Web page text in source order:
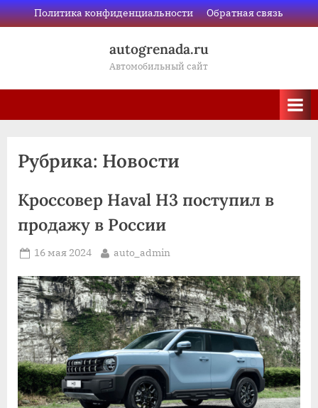
Skip
to
Политика конфиденциальности Обратная связь
autogrenada.ru
Автомобильный сайт
Рубрика: Новости
Кроссовер Haval H3 поступил в
продажу в России
Posted
16 мая 2024 By
auto_admin